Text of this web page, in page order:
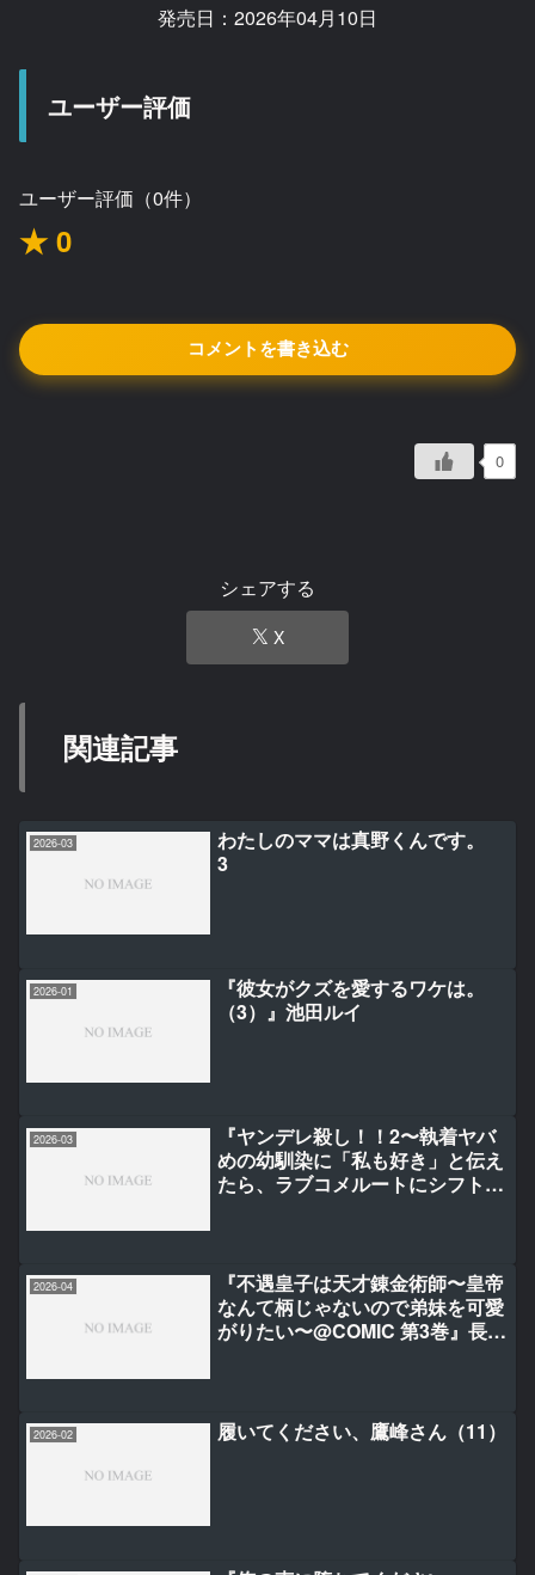
発売日：2026年04月10日
ユーザー評価
ユーザー評価（0件）
★ 0
コメントを書き込む
0
シェアする
X
関連記事
2026-03
わたしのママは真野くんです。
3
2026-01
『彼女がクズを愛するワケは。
（3）』池田ルイ
2026-03
『ヤンデレ殺し！！2〜執着ヤバ
めの幼馴染に「私も好き」と伝え
たら、ラブコメルートにシフトし
2026-04
『不遇皇子は天才錬金術師〜皇帝
なんて柄じゃないので弟妹を可愛
がりたい〜@COMIC 第3巻』長先
2026-02 履いてください、鷹峰さん（11）